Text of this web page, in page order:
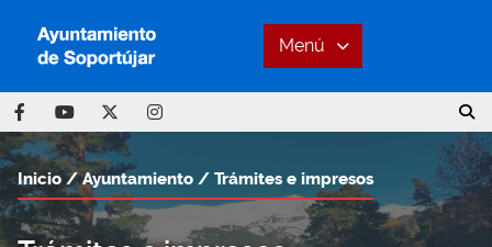
Menú
Inicio Ayuntamiento Trámites e impresos